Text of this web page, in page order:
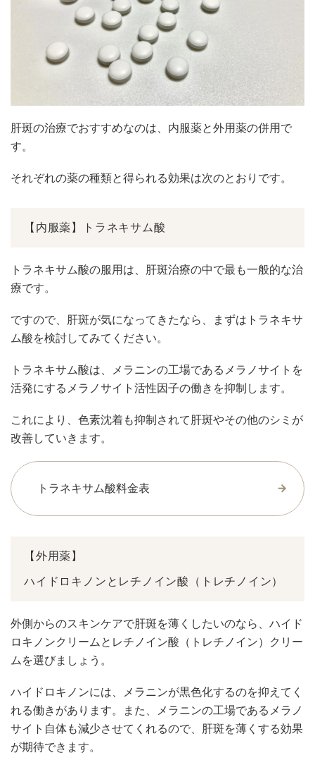
肝斑の治療でおすすめなのは、内服薬と外用薬の併用で
す。
それぞれの薬の種類と得られる効果は次のとおりです。
【内服薬】トラネキサム酸
トラネキサム酸の服用は、肝斑治療の中で最も一般的な治
療です。
ですので、肝斑が気になってきたなら、まずはトラネキサ
ム酸を検討してみてください。
トラネキサム酸は、メラニンの工場であるメラノサイトを
活発にするメラノサイト活性因子の働きを抑制します。
これにより、色素沈着も抑制されて肝斑やその他のシミが
改善していきます。
トラネキサム酸料金表
【外用薬】
ハイドロキノンとレチノイン酸（トレチノイン）
外側からのスキンケアで肝斑を薄くしたいのなら、ハイド
ロキノンクリームとレチノイン酸（トレチノイン）クリー
ムを選びましょう。
ハイドロキノンには、メラニンが黒色化するのを抑えてく
れる働きがあります。また、メラニンの工場であるメラノ
サイト自体も減少させてくれるので、肝斑を薄くする効果
が期待できます。